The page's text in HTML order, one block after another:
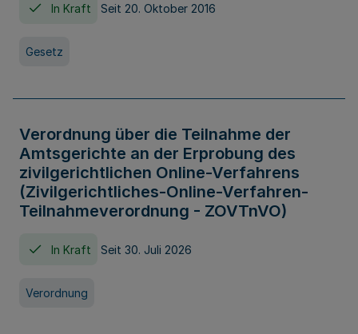
In Kraft Seit 20. Oktober 2016
Gesetz
Verordnung über die Teilnahme der
Amtsgerichte an der Erprobung des
zivilgerichtlichen Online-Verfahrens
(Zivilgerichtliches-Online-Verfahren-
Teilnahmeverordnung - ZOVTnVO)
In Kraft Seit 30. Juli 2026
Verordnung